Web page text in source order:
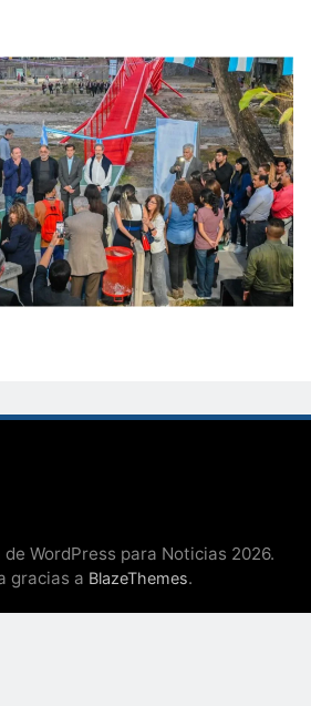
WordPress para Noticias 2026.
gracias a BlazeThemes.